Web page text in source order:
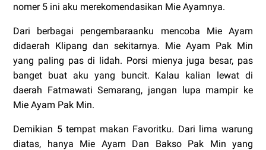
nomer 5 ini aku merekomendasikan Mie Ayamnya.
Dari berbagai pengembaraanku mencoba Mie Ayam
didaerah Klipang dan sekitarnya. Mie Ayam Pak Min
yang paling pas di lidah. Porsi mienya juga besar, pas
banget buat aku yang buncit. Kalau kalian lewat di
daerah Fatmawati Semarang, jangan lupa mampir ke
Mie Ayam Pak Min.
Demikian 5 tempat makan Favoritku. Dari lima warung
diatas, hanya Mie Ayam Dan Bakso Pak Min yang